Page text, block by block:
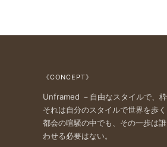
《CONCEPT》
Unframed －自由なスタイルで、枠
それは自分のスタイルで世界を歩く
都会の喧騒の中でも、その一歩は
わせる必要はない。